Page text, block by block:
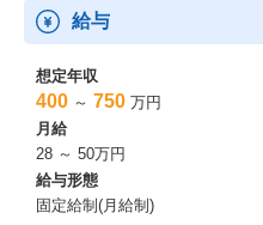
給与
想定年収
400 ～ 750 万円
月給
28 ～ 50万円
給与形態
固定給制(月給制)